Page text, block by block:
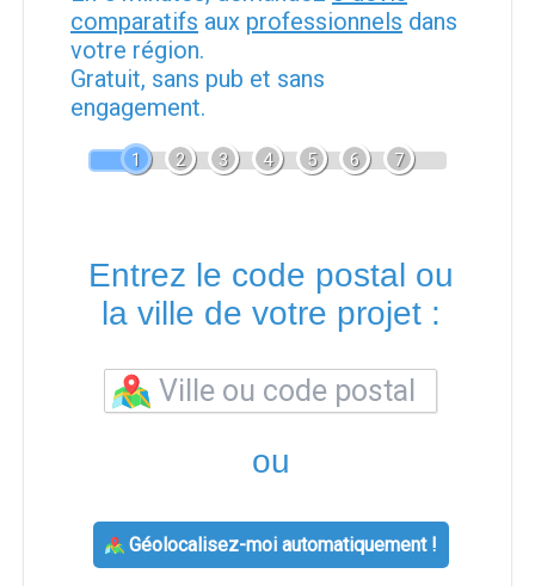
comparatifs aux professionnels dans
votre région.
Gratuit, sans pub et sans
engagement.
1 2 3 4 5 6 7
Entrez le code postal ou
la ville de votre projet :
ou
Géolocalisez-moi automatiquement !